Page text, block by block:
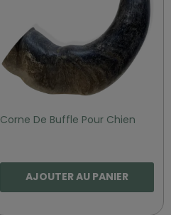
Corne De Buffle Pour Chien
AJOUTER AU PANIER